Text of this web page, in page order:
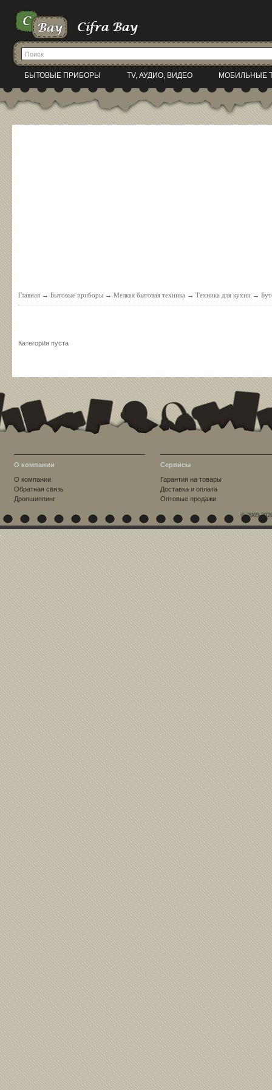
БЫТОВЫЕ ПРИБОРЫ TV, АУДИО, ВИДЕО МОБИЛЬНЫЕ
Главная → Бытовые приборы → Мелкая бытовая техника → Техника для кухни →
Категория пуста
О компании
О компании
Обратная связь
Дропшиппинг
Сервисы
Гарантия на товары
Доставка и оплата
Оптовые продажи
© 2009-